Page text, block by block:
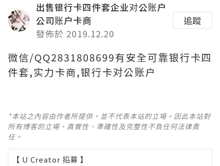
出售银行卡四件套企业对公账户
公司账户卡商
發佈於 2019.12.20
追蹤
微信/QQ2831808699有安全可靠银行卡四
件套,实力卡商,银行卡对公账户
*本站之內容由作者所提供，並不代表本站的立場。因此本站對
所有博客的立場、真實性、準確性及完整性不負任何法律責
任。
【 U Creator 招募 】